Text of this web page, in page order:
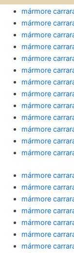
mármore
mármore
mármore
mármore
mármore
mármore
mármore
mármore
mármore
mármore
mármore
mármore
mármore
mármore
mármore
mármore
mármore
mármore
mármore
mármore